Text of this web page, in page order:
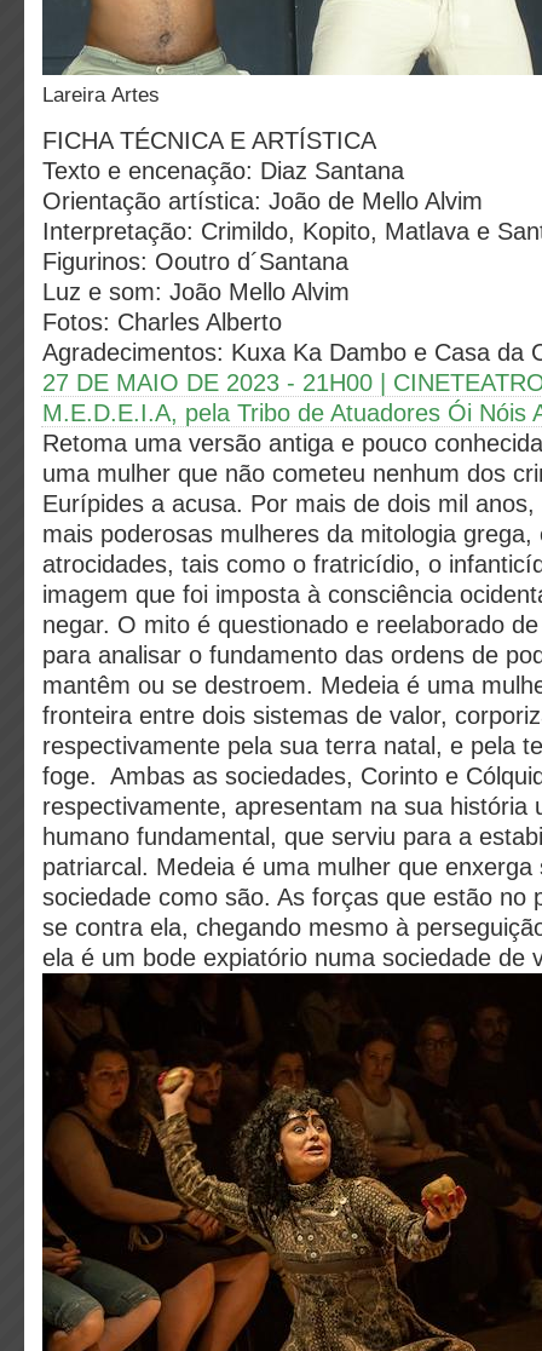
Lareira Artes
FICHA TÉCNICA E ARTÍSTICA
Texto e encenação: Diaz Santana
Orientação artística: João de Mello Alvim
Interpretação: Crimildo, Kopito, Matlava e
Figurinos: Ooutro d´Santana
Luz e som: João Mello Alvim
Fotos: Charles Alberto
Agradecimentos: Kuxa Ka Dambo e Casa da
27 DE MAIO DE 2023 - 21H00 |
M.E.D.E.I.A, pela Tribo de Atuadores Ói Nóis
Retoma uma versão antiga e pouco
uma mulher que não cometeu nenhum dos
Eurípides a acusa. Por mais de dois mil
mais poderosas mulheres da mitologia
atrocidades, tais como o fratricídio, o
imagem que foi imposta à consciência
negar. O mito é questionado e reelaborado
para analisar o fundamento das ordens de
mantêm ou se destroem. Medeia é uma
fronteira entre dois sistemas de valor,
respectivamente pela sua terra natal, e pela
foge. Ambas as sociedades, Corinto e
respectivamente, apresentam na sua história
humano fundamental, que serviu para a
patriarcal. Medeia é uma mulher que
sociedade como são. As forças que estão no
se contra ela, chegando mesmo à
ela é um bode expiatório numa sociedade de